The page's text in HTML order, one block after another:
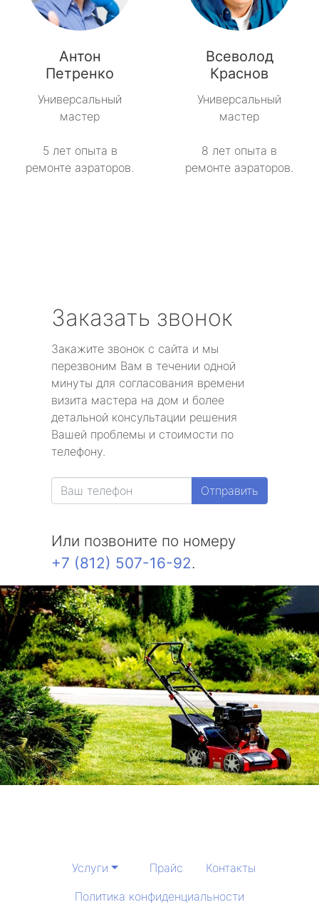
Антон
Петренко
Универсальный
мастер
5 лет опыта в
ремонте аэраторов.
Всеволод
Краснов
Универсальный
мастер
8 лет опыта в
ремонте аэраторов.
Заказать звонок
Закажите звонок с сайта и мы
перезвоним Вам в течении одной
минуты для согласования времени
визита мастера на дом и более
детальной консультации решения
Вашей проблемы и стоимости по
телефону.
Отправить
Или позвоните по номеру
+7 (812) 507-16-92.
Услуги Прайс
Контакты
Политика конфиденциальности